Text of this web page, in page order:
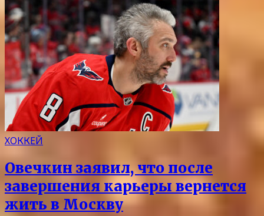
ХОККЕЙ
Овечкин заявил, что после
завершения карьеры вернется
жить в Москву